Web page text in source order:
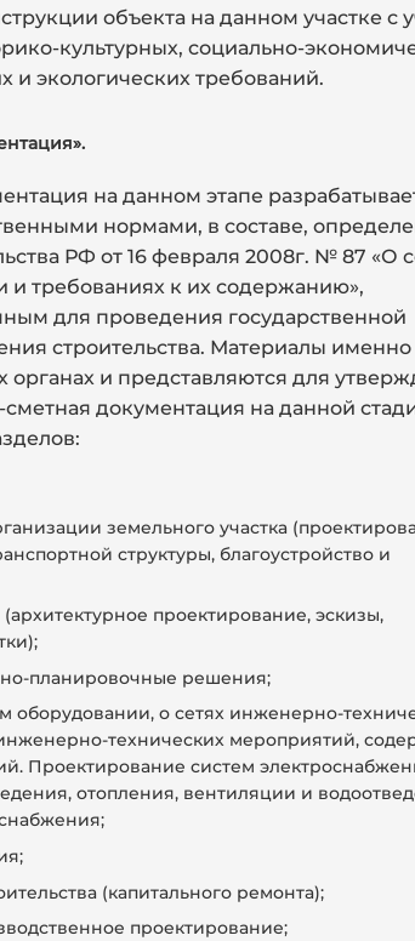
объекта на данном участке с
культурных, социально-
и экологических требований.
на данном этапе
нормами, в составе,
РФ от 16 февраля 2008г. № 87 «О
и требованиях к их содержанию»,
для проведения государственной
строительства. Материалы именно
органах и представляются для
документация на данной
земельного участка
структуры, благоустройство и
проектирование, эскизы,
планировочные решения;
о сетях инженерно-
технических мероприятий,
Проектирование систем
отопления, вентиляции и
(капитального ремонта);
проектирование;